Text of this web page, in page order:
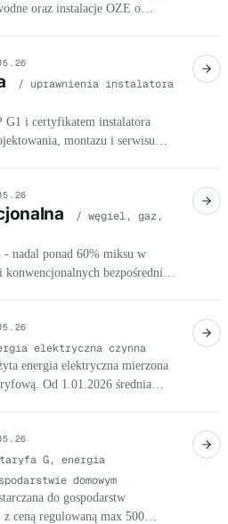
oraz instalacje OZE o
/ uprawnienia instalatora
G1 i certyfikatem instalatora
montazu i serwisu
/ węgiel, gaz,
nadal ponad 60% miksu w
bezpośrednio
elektryczna czynna
energia elektryczna mierzona
Od 1.01.2026 średnia
G, energia
domowym
do gospodarstw
ceną regulowaną max 500